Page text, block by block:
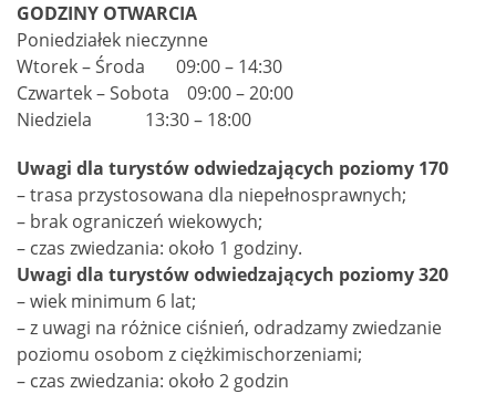
GODZINY OTWARCIA
Poniedziałek nieczynne
Wtorek – Środa 09:00 – 14:30
Czwartek – Sobota 09:00 – 20:00
Niedziela 13:30 – 18:00
Uwagi dla turystów odwiedzających poziomy 170
– trasa przystosowana dla niepełnosprawnych;
– brak ograniczeń wiekowych;
– czas zwiedzania: około 1 godziny.
Uwagi dla turystów odwiedzających poziomy 320
– wiek minimum 6 lat;
– z uwagi na różnice ciśnień, odradzamy zwiedzanie
poziomu osobom z ciężkimischorzeniami;
– czas zwiedzania: około 2 godzin